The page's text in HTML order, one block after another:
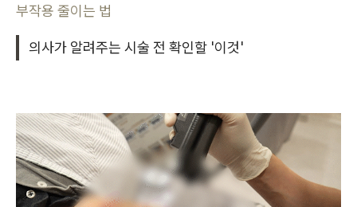
부작용 줄이는 법
의사가 알려주는 시술 전 확인할 '이것'